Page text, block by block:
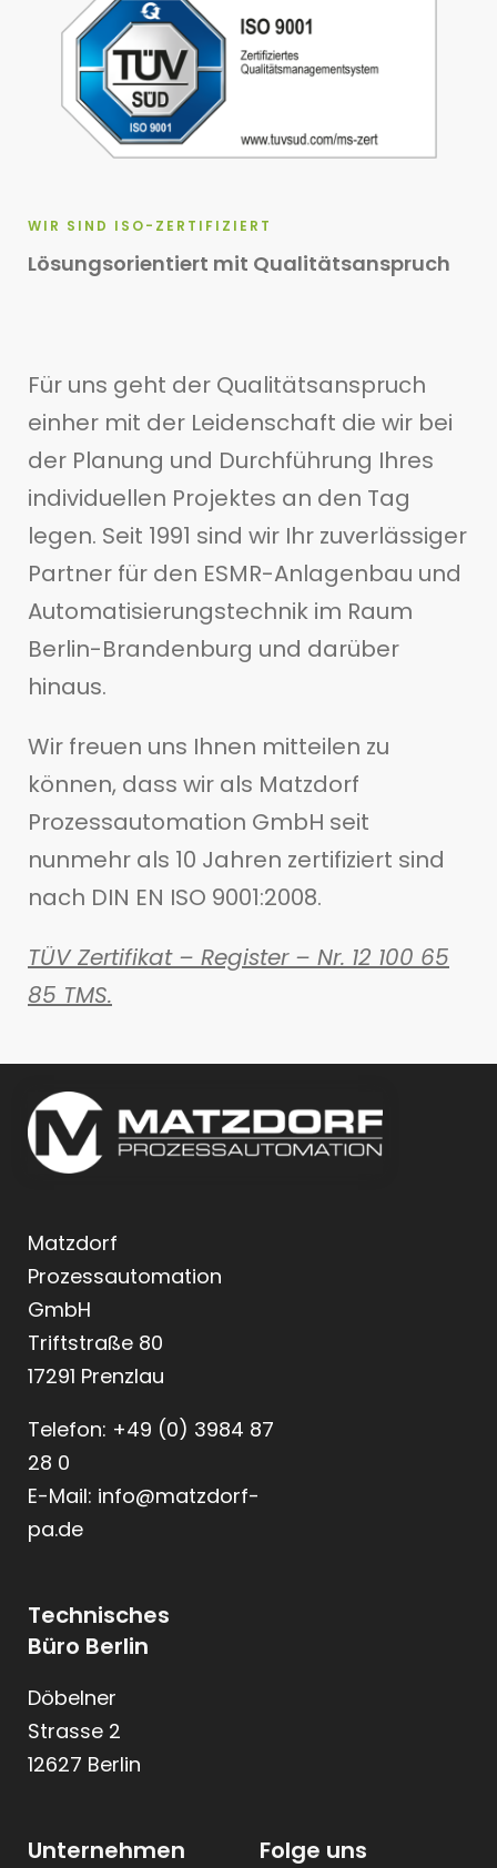
WIR SIND ISO-ZERTIFIZIERT
Lösungsorientiert mit Qualitätsanspruch
Für uns geht der Qualitätsanspruch
einher mit der Leidenschaft die wir bei
der Planung und Durchführung Ihres
individuellen Projektes an den Tag
legen. Seit 1991 sind wir Ihr zuverlässiger
Partner für den ESMR-Anlagenbau und
Automatisierungstechnik im Raum
Berlin-Brandenburg und darüber
hinaus.
Wir freuen uns Ihnen mitteilen zu
können, dass wir als Matzdorf
Prozessautomation GmbH seit
nunmehr als 10 Jahren zertifiziert sind
nach DIN EN ISO 9001:2008.
TÜV Zertifikat – Register – Nr. 12 100 65
85 TMS.
Matzdorf
Prozessautomation
GmbH
Triftstraße 80
17291 Prenzlau
Telefon: +49 (0) 3984 87
28 0
E-Mail: info@matzdorf-
pa.de
Technisches
Büro Berlin
Döbelner
Strasse 2
12627 Berlin
Unternehmen Folge uns